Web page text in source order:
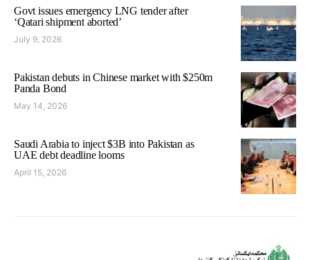
Govt issues emergency LNG tender after
‘Qatari shipment aborted’
July 9, 2026
Pakistan debuts in Chinese market with $250m
Panda Bond
May 14, 2026
Saudi Arabia to inject $3B into Pakistan as
UAE debt deadline looms
April 15, 2026